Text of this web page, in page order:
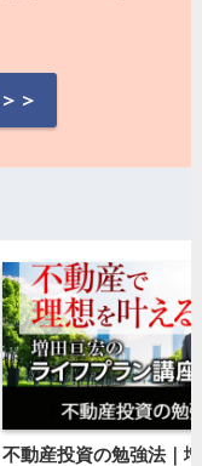
＞
不動産投資の勉強法｜